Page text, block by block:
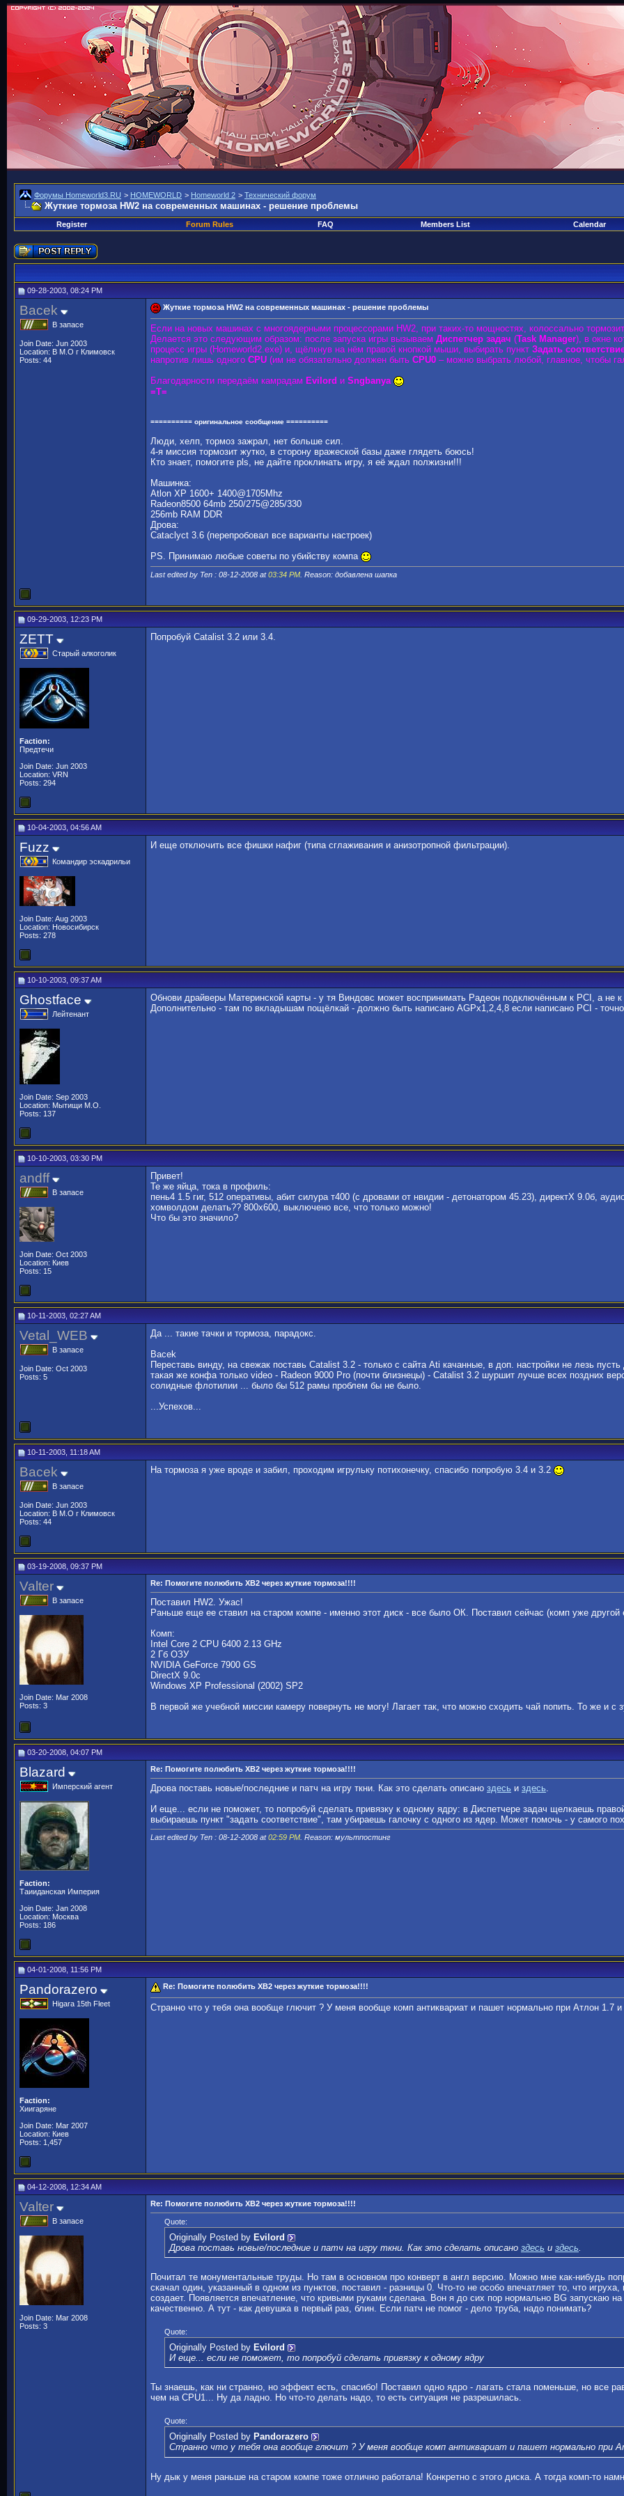
Форумы Homeworld3.RU > HOMEWORLD > Homeworld 2 > Технический форум
Жуткие тормоза HW2 на современных машинах - решение проблемы
Register Forum Rules FAQ Members List Calendar
09-28-2003, 08:24 PM
Bacek
В запасе
Join Date: Jun 2003
Location: В М.О г Климовск
Posts: 44
Жуткие тормоза HW2 на современных машинах - решение проблемы
Если на новых машинах с многоядерными процессорами HW2, при таких-то мощностях, колоссально
Делается это следующим образом: после запуска игры вызываем Диспетчер задач (Task Manager), в окне
процесс игры (Homeworld2.exe) и, щёлкнув на нём правой кнопкой мыши, выбирать пункт Задать
напротив лишь одного CPU (им не обязательно должен быть CPU0 – можно выбрать любой, главное, чтобы
Благодарности передаём камрадам Evilord и Sngbanya
=T=
========== оригинальное сообщение ==========
Люди, хелп, тормоз зажрал, нет больше сил.
4-я миссия тормозит жутко, в сторону вражеской базы даже глядеть боюсь!
Кто знает, помогите pls, не дайте проклинать игру, я её ждал полжизни!!!
Машинка:
Atlon XP 1600+ 1400@1705Mhz
Radeon8500 64mb 250/275@285/330
256mb RAM DDR
Дрова:
Cataclyct 3.6 (перепробовал все варианты настроек)
PS. Принимаю любые советы по убийству компа
Last edited by Ten : 08-12-2008 at03:34 PM . Reason: добавлена шапка
09-29-2003, 12:23 PM
ZETT
Старый алкоголик
Faction:
Предтечи
Join Date: Jun 2003
Location: VRN
Posts: 294
Попробуй Catalist 3.2 или 3.4.
10-04-2003, 04:56 AM
Fuzz
Командир эскадрильи
Join Date: Aug 2003
Location: Новосибирск
Posts: 278
И еще отключить все фишки нафиг (типа сглаживания и анизотропной фильтрации).
10-10-2003, 09:37 AM
Ghostface
Лейтенант
Join Date: Sep 2003
Location: Мытищи М.О.
Posts: 137
Обнови драйверы Материнской карты - у тя Виндовс может воспринимать Радеон подключённым к PCI, а не
Дополнительно - там по вкладышам пощёлкай - должно быть написано AGPx1,2,4,8 если написано PCI -
10-10-2003, 03:30 PM
andff
В запасе
Join Date: Oct 2003
Location: Киев
Posts: 15
Привет!
Те же яйца, тока в профиль:
пень4 1.5 гиг, 512 оперативы, абит силура т400 (с дровами от нвидии - детонатором 45.23), директХ 9.0б,
хомволдом делать?? 800х600, выключено все, что только можно!
Что бы это значило?
10-11-2003, 02:27 AM
Vetal_WEB
В запасе
Join Date: Oct 2003
Posts: 5
Да ... такие тачки и тормоза, парадокс.
Bacek
Переставь винду, на свежак поставь Catalist 3.2 - только с сайта Ati качанные, в доп. настройки не лезь
такая же конфа только video - Radeon 9000 Pro (почти близнецы) - Catalist 3.2 шуршит лучше всех поздних
солидные флотилии ... было бы 512 рамы проблем бы не было.
...Успехов...
10-11-2003, 11:18 AM
Bacek
В запасе
Join Date: Jun 2003
Location: В М.О г Климовск
Posts: 44
На тормоза я уже вроде и забил, проходим игрульку потихонечку, спасибо попробую 3.4 и 3.2
03-19-2008, 09:37 PM
Valter
В запасе
Join Date: Mar 2008
Posts: 3
Re: Помогите полюбить ХВ2 через жуткие тормоза!!!!
Поставил HW2. Ужас!
Раньше еще ее ставил на старом компе - именно этот диск - все было ОК. Поставил сейчас (комп уже
Комп:
Intel Core 2 CPU 6400 2.13 GHz
2 Гб ОЗУ
NVIDIA GeForce 7900 GS
DirectX 9.0c
Windows XP Professional (2002) SP2
В первой же учебной миссии камеру повернуть не могу! Лагает так, что можно сходить чай попить. То же и с
03-20-2008, 04:07 PM
Blazard
Имперский агент
Faction:
Таииданская Империя
Join Date: Jan 2008
Location: Москва
Posts: 186
Re: Помогите полюбить ХВ2 через жуткие тормоза!!!!
Дрова поставь новые/последние и патч на игру ткни. Как это сделать описано здесь и здесь.
И еще... если не поможет, то попробуй сделать привязку к одному ядру: в Диспетчере задач щелкаешь
выбираешь пункт "задать соответствие", там убираешь галочку с одного из ядер. Может помочь - у самого
Last edited by Ten : 08-12-2008 at02:59 PM . Reason: мультпостинг
04-01-2008, 11:56 PM
Pandorazero
Higara 15th Fleet
Faction:
Хиигаряне
Join Date: Mar 2007
Location: Киев
Posts: 1,457
Re: Помогите полюбить ХВ2 через жуткие тормоза!!!!
Странно что у тебя она вообще глючит ? У меня вообще комп антиквариат и пашет нормально при Атлон 1.7
04-12-2008, 12:34 AM
Valter
В запасе
Join Date: Mar 2008
Posts: 3
Re: Помогите полюбить ХВ2 через жуткие тормоза!!!!
Quote:
Originally Posted by Evilord
Дрова поставь новые/последние и патч на игру ткни. Как это сделать описано здесь и здесь.
Почитал те монументальные труды. Но там в основном про конверт в англ версию. Можно мне как-нибудь
скачал один, указанный в одном из пунктов, поставил - разницы 0. Что-то не особо впечатляет то, что
создает. Появляется впечатление, что кривыми руками сделана. Вон я до сих пор нормально BG запускаю
качественно. А тут - как девушка в первый раз, блин. Если патч не помог - дело труба, надо понимать?
Quote:
Originally Posted by Evilord
И еще... если не поможет, то попробуй сделать привязку к одному ядру
Ты знаешь, как ни странно, но эффект есть, спасибо! Поставил одно ядро - лагать стала поменьше, но все
чем на CPU1... Ну да ладно. Но что-то делать надо, то есть ситуация не разрешилась.
Quote:
Originally Posted by Pandorazero
Странно что у тебя она вообще глючит ? У меня вообще комп антиквариат и пашет нормально при
Ну дык у меня раньше на старом компе тоже отлично работала! Конкретно с этого диска. А тогда комп-то